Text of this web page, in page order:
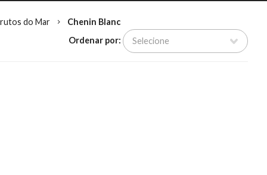
do Mar
Chenin Blanc
Ordenar por: